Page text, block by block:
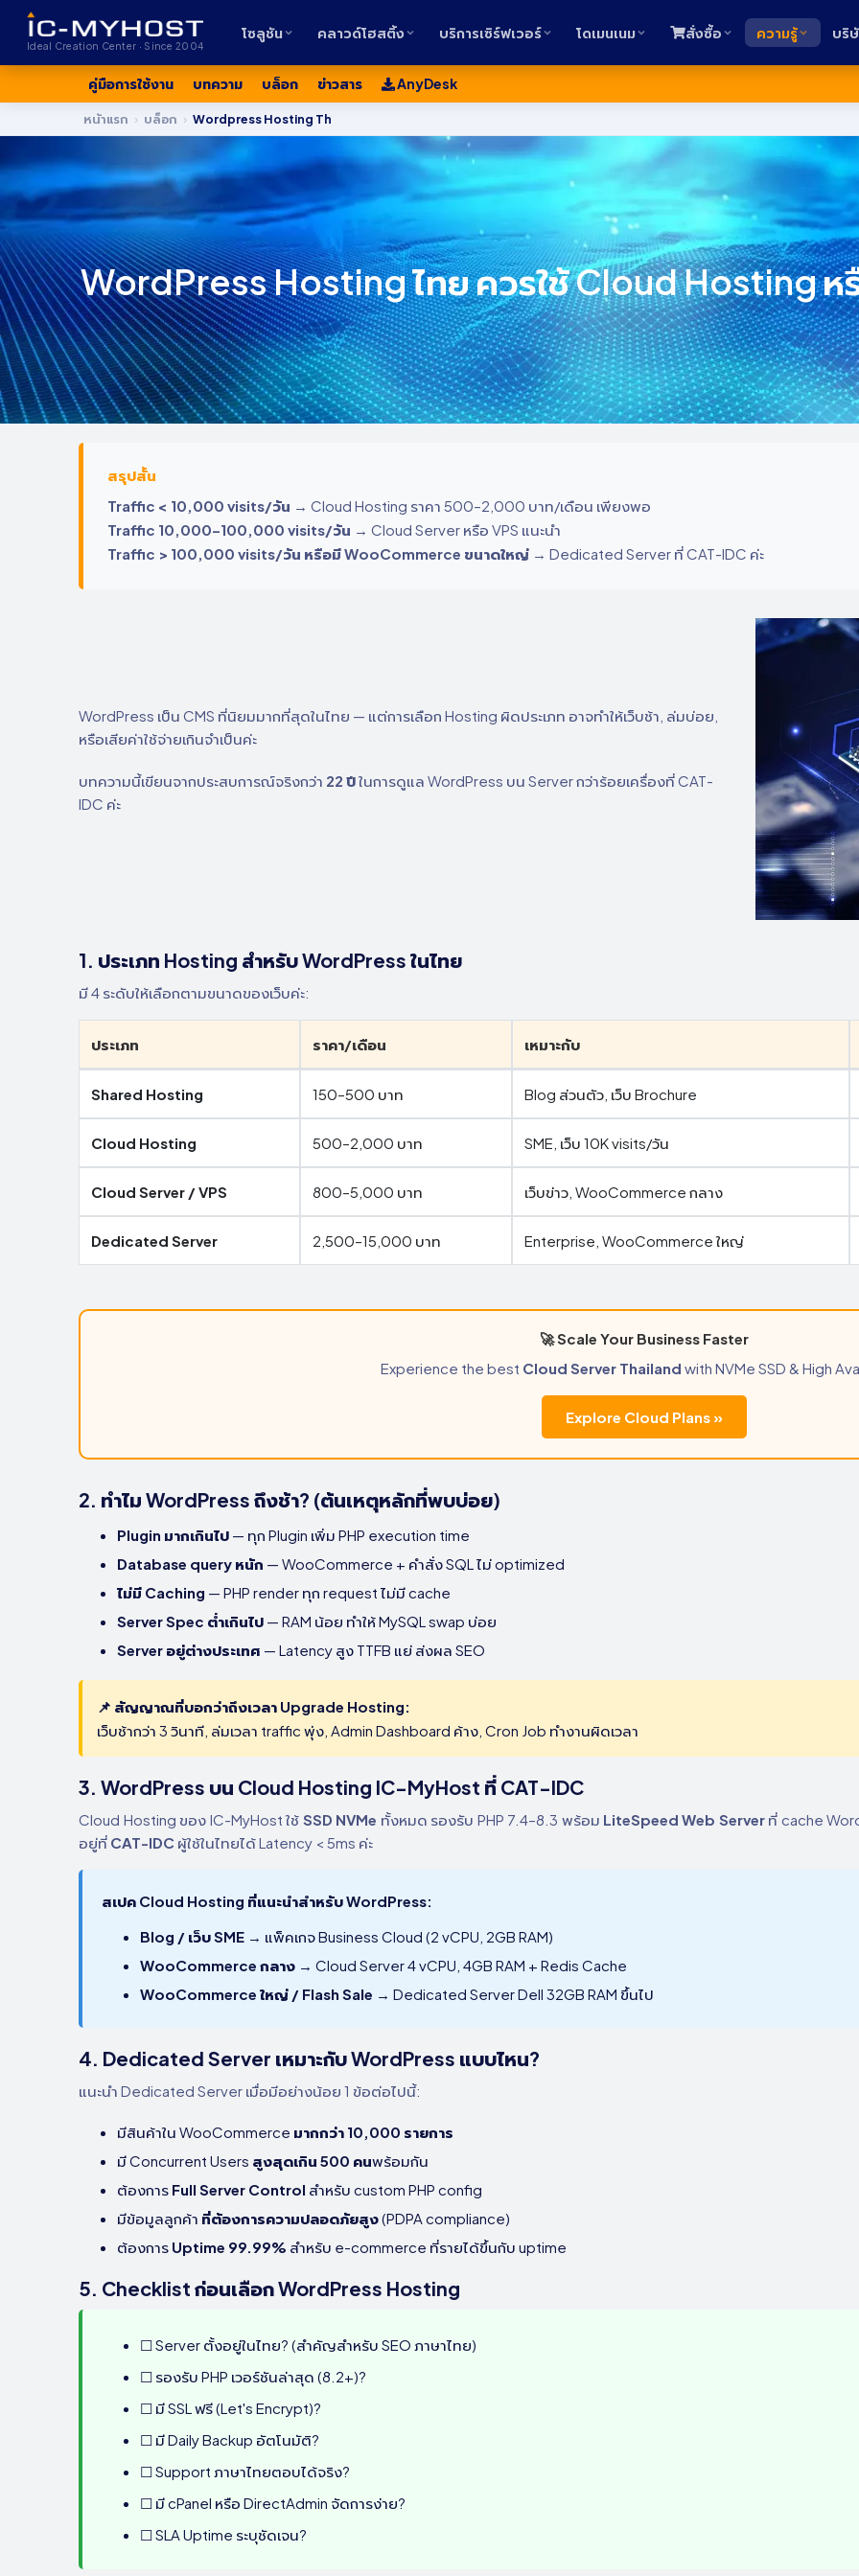
Ideal Creation Center · Since 2004
โซลูชัน คลาวด์โฮสติ้ง บริการเซิร์ฟเวอร์ โดเมนเนม สั่งซื้อ ความรู้ บริ
คู่มือการใช้งาน บทความ บล็อก ข่าวสาร AnyDesk
หน้าแรก › บล็อก › Wordpress Hosting Th
WordPress Hosting ไทย ควรใช้ Cloud Hosting
สรุปสั้น
Traffic < 10,000 visits/วัน → Cloud Hosting ราคา 500–2,000 บาท/เดือน เพียงพอ
Traffic 10,000–100,000 visits/วัน → Cloud Server หรือ VPS แนะนำ
Traffic > 100,000 visits/วัน หรือมี WooCommerce ขนาดใหญ่ → Dedicated Server ที่ CAT-IDC ค่ะ
WordPress เป็น CMS ที่นิยมมากที่สุดในไทย — แต่การเลือก Hosting ผิดประเภท อาจทำให้เว็บช้า, ล่มบ่อย,
หรือเสียค่าใช้จ่ายเกินจำเป็นค่ะ
บทความนี้เขียนจากประสบการณ์จริงกว่า 22 ปีในการดูแล WordPress บน Server กว่าร้อยเครื่องที่ CAT-
IDC ค่ะ
1. ประเภท Hosting สำหรับ WordPress ในไทย
มี 4 ระดับให้เลือกตามขนาดของเว็บค่ะ:
ประเภท ราคา/เดือน เหมาะกับ
Shared Hosting 150–500 บาท Blog ส่วนตัว, เว็บ Brochure
Cloud Hosting 500–2,000 บาท SME, เว็บ 10K visits/วัน
Cloud Server / VPS 800–5,000 บาท เว็บข่าว, WooCommerce กลาง
Dedicated Server 2,500–15,000 บาท Enterprise, WooCommerce ใหญ่
🚀 Scale Your Business Faster
Experience the best Cloud Server Thailand with NVMe SSD & High
Explore Cloud Plans »
2. ทำไม WordPress ถึงช้า? (ต้นเหตุหลักที่พบบ่อย)
Plugin มากเกินไป — ทุก Plugin เพิ่ม PHP execution time
Database query หนัก — WooCommerce + คำสั่ง SQL ไม่ optimized
ไม่มี Caching — PHP render ทุก request ไม่มี cache
Server Spec ต่ำเกินไป — RAM น้อย ทำให้ MySQL swap บ่อย
Server อยู่ต่างประเทศ — Latency สูง TTFB แย่ ส่งผล SEO
📌 สัญญาณที่บอกว่าถึงเวลา Upgrade Hosting:
เว็บช้ากว่า 3 วินาที, ล่มเวลา traffic พุ่ง, Admin Dashboard ค้าง, Cron Job ทำงานผิดเวลา
3. WordPress บน Cloud Hosting IC-MyHost ที่ CAT-IDC
Cloud Hosting ของ IC-MyHost ใช้ SSD NVMe ทั้งหมด รองรับ PHP 7.4–8.3 พร้อม LiteSpeed Web Serverที่ cache
อยู่ที่ CAT-IDC ผู้ใช้ในไทยได้ Latency < 5ms ค่ะ
สเปค Cloud Hosting ที่แนะนำสำหรับ WordPress:
Blog / เว็บ SME → แพ็คเกจ Business Cloud (2 vCPU, 2GB RAM)
WooCommerce กลาง → Cloud Server 4 vCPU, 4GB RAM + Redis Cache
WooCommerce ใหญ่ / Flash Sale → Dedicated Server Dell 32GB RAM ขึ้นไป
4. Dedicated Server เหมาะกับ WordPress แบบไหน?
แนะนำ Dedicated Server เมื่อมีอย่างน้อย 1 ข้อต่อไปนี้:
มีสินค้าใน WooCommerce มากกว่า 10,000 รายการ
มี Concurrent Users สูงสุดเกิน 500 คนพร้อมกัน
ต้องการ Full Server Control สำหรับ custom PHP config
มีข้อมูลลูกค้า ที่ต้องการความปลอดภัยสูง(PDPA compliance)
ต้องการ Uptime 99.99% สำหรับ e-commerce ที่รายได้ขึ้นกับ uptime
5. Checklist ก่อนเลือก WordPress Hosting
☐ Server ตั้งอยู่ในไทย? (สำคัญสำหรับ SEO ภาษาไทย)
☐ รองรับ PHP เวอร์ชันล่าสุด (8.2+)?
☐ มี SSL ฟรี (Let's Encrypt)?
☐ มี Daily Backup อัตโนมัติ?
☐ Support ภาษาไทยตอบได้จริง?
☐ มี cPanel หรือ DirectAdmin จัดการง่าย?
☐ SLA Uptime ระบุชัดเจน?